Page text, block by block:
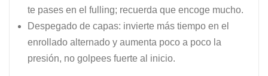
te pases en el fulling; recuerda que encoge mucho.
Despegado de capas: invierte más tiempo en el
enrollado alternado y aumenta poco a poco la
presión, no golpees fuerte al inicio.